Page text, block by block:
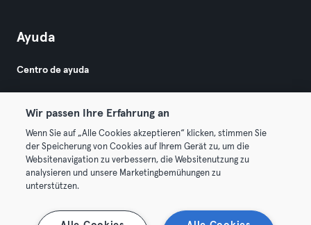
Ayuda
Centro de ayuda
© 2026 Urban Sports Group GmbH. All rights reserved.
Términos y condiciones
Rescindir contratos aquí Desistir de contratos aquí
Wir passen Ihre Erfahrung an
Wenn Sie auf „Alle Cookies akzeptieren“ klicken, stimmen Sie
der Speicherung von Cookies auf Ihrem Gerät zu, um die
Websitenavigation zu verbessern, die Websitenutzung zu
analysieren und unsere Marketingbemühungen zu
unterstützen.